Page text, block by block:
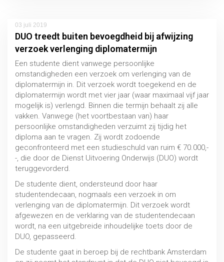
Studievertraging
MBO / HBO / WO
03 juli 2019
DUO treedt buiten bevoegdheid bij afwijzing
verzoek verlenging diplomatermijn
Een studente dient vanwege persoonlijke
omstandigheden een verzoek om verlenging van de
diplomatermijn in. Dit verzoek wordt toegekend en de
diplomatermijn wordt met vier jaar (waar maximaal vijf jaar
mogelijk is) verlengd. Binnen die termijn behaalt zij alle
vakken. Vanwege (het voortbestaan van) haar
persoonlijke omstandigheden verzuimt zij tijdig het
diploma aan te vragen. Zij wordt zodoende
geconfronteerd met een studieschuld van ruim € 70.000,-
-, die door de Dienst Uitvoering Onderwijs (DUO) wordt
teruggevorderd.
De studente dient, ondersteund door haar
studentendecaan, nogmaals een verzoek in om
verlenging van de diplomatermijn. Dit verzoek wordt
afgewezen en de verklaring van de studentendecaan
wordt, na een uitgebreide inhoudelijke toets door de
DUO, gepasseerd.
De studente gaat in beroep bij de rechtbank Amsterdam